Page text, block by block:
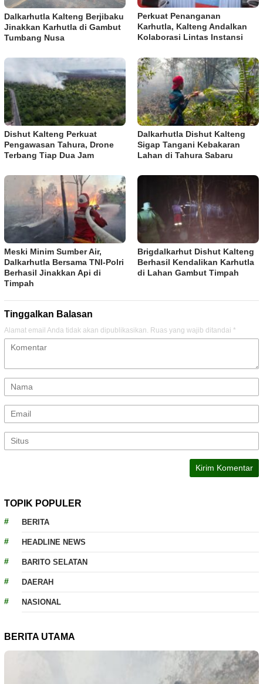
Dalkarhutla Kalteng Berjibaku
Jinakkan Karhutla di Gambut
Tumbang Nusa
Perkuat Penanganan
Karhutla, Kalteng Andalkan
Kolaborasi Lintas Instansi
Dishut Kalteng Perkuat
Pengawasan Tahura, Drone
Terbang Tiap Dua Jam
Dalkarhutla Dishut Kalteng
Sigap Tangani Kebakaran
Lahan di Tahura Sabaru
Meski Minim Sumber Air,
Dalkarhutla Bersama TNI-Polri
Berhasil Jinakkan Api di
Timpah
Brigdalkarhut Dishut Kalteng
Berhasil Kendalikan Karhutla
di Lahan Gambut Timpah
Tinggalkan Balasan
Alamat email Anda tidak akan dipublikasikan. Ruas yang wajib ditandai *
TOPIK POPULER
BERITA
HEADLINE NEWS
BARITO SELATAN
DAERAH
NASIONAL
BERITA UTAMA